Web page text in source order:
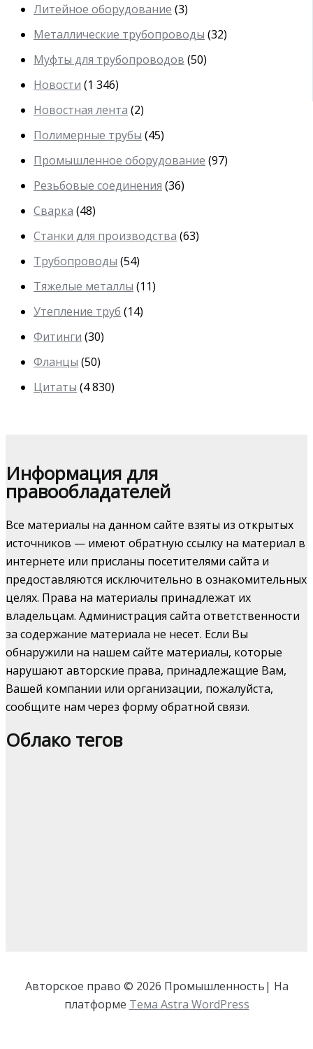
Литейное оборудование (3)
Металлические трубопроводы (32)
Муфты для трубопроводов (50)
Новости (1 346)
Новостная лента (2)
Полимерные трубы (45)
Промышленное оборудование (97)
Резьбовые соединения (36)
Сварка (48)
Станки для производства (63)
Трубопроводы (54)
Тяжелые металлы (11)
Утепление труб (14)
Фитинги (30)
Фланцы (50)
Цитаты (4 830)
Информация для
правообладателей
Все материалы на данном сайте взяты из открытых
источников — имеют обратную ссылку на материал в
интернете или присланы посетителями сайта и
предоставляются исключительно в ознакомительных
целях. Права на материалы принадлежат их
владельцам. Администрация сайта ответственности
за содержание материала не несет. Если Вы
обнаружили на нашем сайте материалы, которые
нарушают авторские права, принадлежащие Вам,
Вашей компании или организации, пожалуйста,
сообщите нам через форму обратной связи.
Облако тегов
Авторское право © 2026 Промышленность| На
платформе Тема Astra WordPress